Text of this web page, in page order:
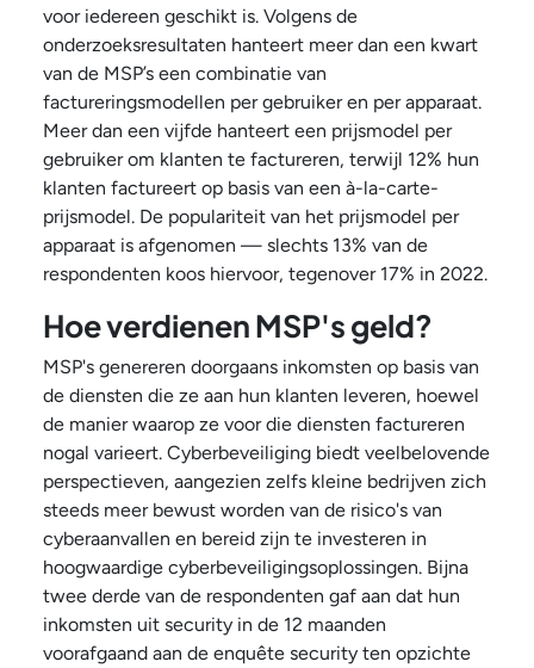
voor iedereen geschikt is. Volgens de
onderzoeksresultaten hanteert meer dan een kwart
van de MSP’s een combinatie van
factureringsmodellen per gebruiker en per apparaat.
Meer dan een vijfde hanteert een prijsmodel per
gebruiker om klanten te factureren, terwijl 12% hun
klanten factureert op basis van een à-la-carte-
prijsmodel. De populariteit van het prijsmodel per
apparaat is afgenomen — slechts 13% van de
respondenten koos hiervoor, tegenover 17% in 2022.
Hoe verdienen MSP's geld?
MSP's genereren doorgaans inkomsten op basis van
de diensten die ze aan hun klanten leveren, hoewel
de manier waarop ze voor die diensten factureren
nogal varieert. Cyberbeveiliging biedt veelbelovende
perspectieven, aangezien zelfs kleine bedrijven zich
steeds meer bewust worden van de risico's van
cyberaanvallen en bereid zijn te investeren in
hoogwaardige cyberbeveiligingsoplossingen. Bijna
twee derde van de respondenten gaf aan dat hun
inkomsten uit security in de 12 maanden
voorafgaand aan de enquête security ten opzichte